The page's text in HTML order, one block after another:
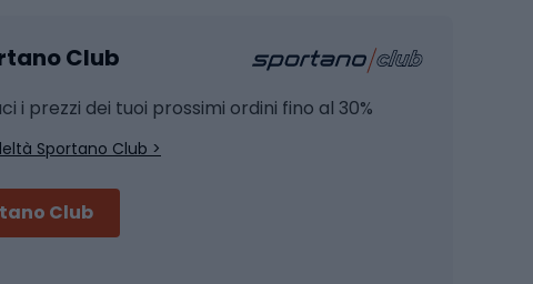
Pesca al siluro
Pesca a spinning
Club
i prezzi dei tuoi prossimi ordini fino al 30%
Sportano Club >
Club